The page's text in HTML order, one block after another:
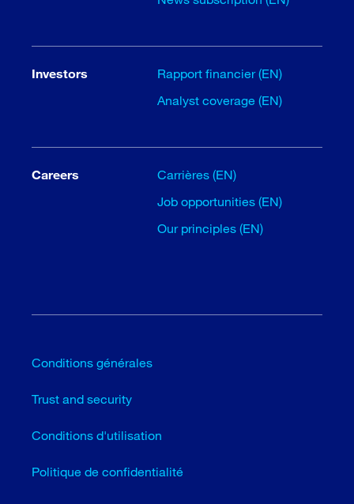
Investors
Rapport financier (EN)
Analyst coverage (EN)
Careers
Carrières (EN)
Job opportunities (EN)
Our principles (EN)
Conditions générales
Trust and security
Conditions d'utilisation
Politique de confidentialité